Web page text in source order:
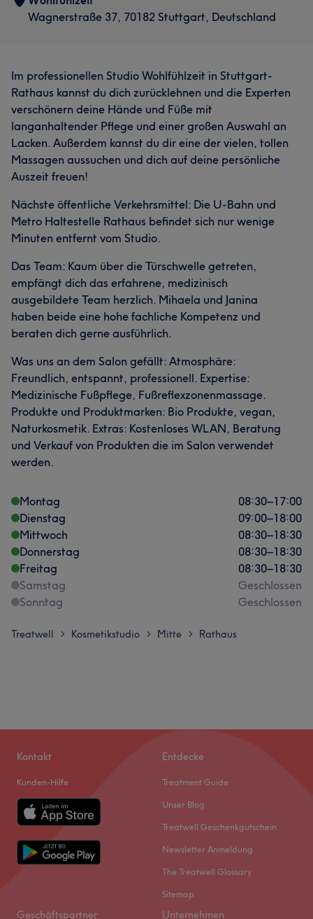
Wagnerstraße 37, 70182 Stuttgart, Deutschland
Im professionellen Studio Wohlfühlzeit in Stuttgart-
Rathaus kannst du dich zurücklehnen und die Experten
verschönern deine Hände und Füße mit
langanhaltender Pflege und einer großen Auswahl an
Lacken. Außerdem kannst du dir eine der vielen, tollen
Massagen aussuchen und dich auf deine persönliche
Auszeit freuen!
Nächste öffentliche Verkehrsmittel: Die U-Bahn und
Metro Haltestelle Rathaus befindet sich nur wenige
Minuten entfernt vom Studio.
Das Team: Kaum über die Türschwelle getreten,
empfängt dich das erfahrene, medizinisch
ausgebildete Team herzlich. Mihaela und Janina
haben beide eine hohe fachliche Kompetenz und
beraten dich gerne ausführlich.
Was uns an dem Salon gefällt: Atmosphäre:
Freundlich, entspannt, professionell. Expertise:
Medizinische Fußpflege, Fußreflexzonenmassage.
Produkte und Produktmarken: Bio Produkte, vegan,
Naturkosmetik. Extras: Kostenloses WLAN, Beratung
und Verkauf von Produkten die im Salon verwendet
werden.
Montag 08:30–17:00
Dienstag
09:00–18:00
Mittwoch
08:30–18:30
Donnerstag
08:30–18:30
Freitag
08:30–18:30
Samstag
Geschlossen
Sonntag
Geschlossen
Treatwell > Kosmetikstudio > Mitte > Rathaus
Kontakt
Kunden-Hilfe
Entdecke
Treatment Guide
Unser Blog
Treatwell Geschenkgutschein
Newsletter Anmeldung
The Treatwell Glossary
Sitemap
Geschäftspartner Unternehmen